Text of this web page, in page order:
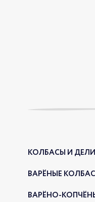
КОЛБАСЫ И
ВАРЁНЫЕ
ВАРЁНО-